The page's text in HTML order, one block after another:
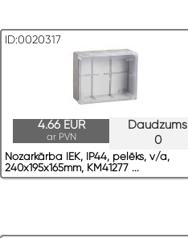
ID:0020317
Daudzums
0
4.66 EUR
ar PVN
Nozarkārba IEK, IP44, pelēks, v/a,
240x195x165mm, KM41277 ...